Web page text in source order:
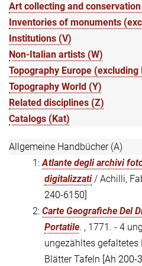
Art collecting and
Inventories of monuments
Institutions (V)
Non-Italian artists (W)
Topography Europe (excluding
Topography World (Y)
Related disciplines (Z)
Catalogs (Kat)
Allgemeine Handbücher (A)
1:Atlante degli archivi
digitalizzati/ Achilli,
240-6150]
2: Carte Geografiche Del
Portatile. , 1771. - 4
ungezähltes gefaltetes
Blätter Tafeln [Ah 200-